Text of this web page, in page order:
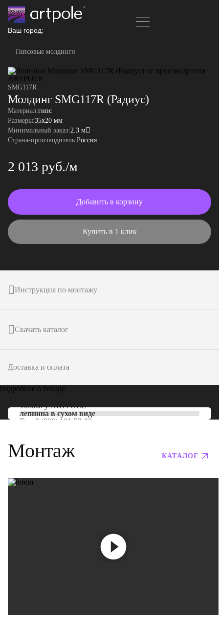
Ваш город:
Гипсовые молдинги
SMG117R
Молдинг SMG117R (Радиус)
Материал:гипс
Размеры:35x20 мм
Минимальный заказ:2.3 м
Страна-производитель:Россия
2 013 руб./м
Добавить в корзину
Купить в 1 клик
Инструкция по монтажу
Скачать каталог
Доставка и оплата
подробнее о товаре
Только уARTPOLE
лепнина в сухом виде
Тел: 8 (800) 101-53-00
Монтаж КАТАЛОГ